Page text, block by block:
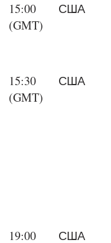
15:00
(GMT)
США
15:30
(GMT)
США
19:00
США